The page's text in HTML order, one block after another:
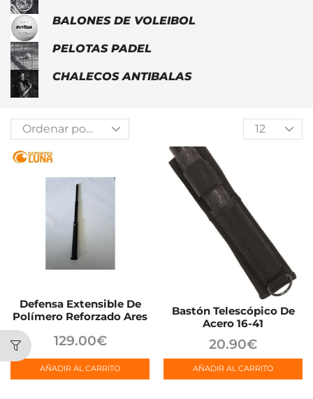
BALONES DE VOLEIBOL
PELOTAS PADEL
CHALECOS ANTIBALAS
Defensa Extensible De
Polímero Reforzado Ares
129.00€
AÑADIR AL CARRITO
Bastón Telescópico De
Acero 16-41
20.90€
AÑADIR AL CARRITO